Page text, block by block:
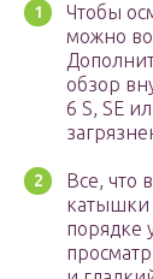
Чтобы
можно
обзор
6 S, SE
Все, что
катышки
порядке